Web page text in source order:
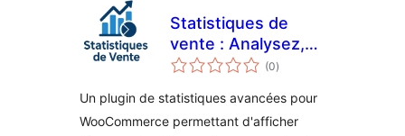
Statistiques de
vente : Analysez,
optimisez, vendez
(0общий
рейтинг
)
Un plugin de statistiques avancées pour
WooCommerce permettant d'afficher